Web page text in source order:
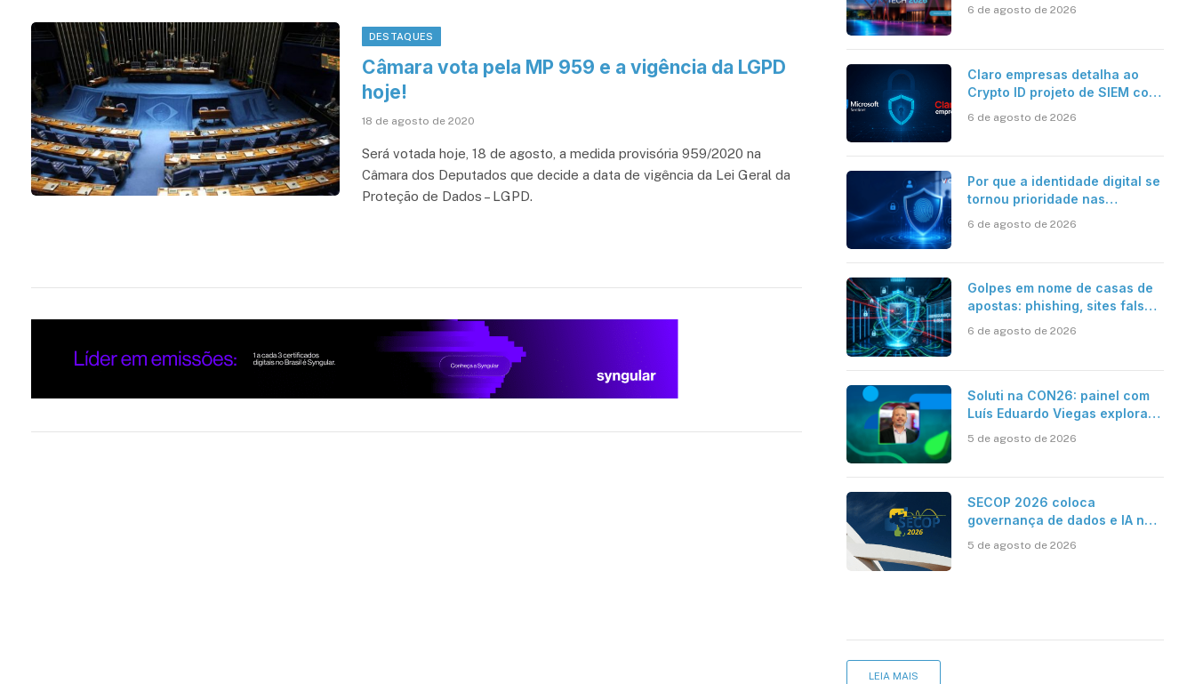
DESTAQUES
Câmara vota pela MP 959 e a vigência da LGPD
hoje!
18 de agosto de 2020
Será votada hoje, 18 de agosto, a medida provisória 959/2020 na
Câmara dos Deputados que decide a data de vigência da Lei Geral da
Proteção de Dados – LGPD.
bancária
6 de agosto de 2026
Claro empresas detalha ao
Crypto ID projeto de SIEM com
resposta automatizada
6 de agosto de 2026
Por que a identidade digital se
tornou prioridade nas
6 de agosto de 2026
Golpes em nome de casas de
apostas: phishing, sites falsos
6 de agosto de 2026
Soluti na CON26: painel com
Luís Eduardo Viegas explora
eficiência da Contabilidade
5 de agosto de 2026
SECOP 2026 coloca
governança de dados e IA no
5 de agosto de 2026
LEIA MAIS